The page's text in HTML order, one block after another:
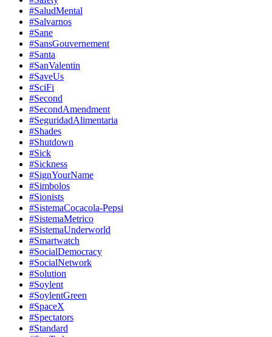
#SaludMental
#Salvarnos
#Sane
#SansGouvernement
#Santa
#SanValentin
#SaveUs
#SciFi
#Second
#SecondAmendment
#SeguridadAlimentaria
#Shades
#Shutdown
#Sick
#Sickness
#SignYourName
#Simbolos
#Sionists
#SistemaCocacola-Pepsi
#SistemaMetrico
#SistemaUnderworld
#Smartwatch
#SocialDemocracy
#SocialNetwork
#Solution
#Soylent
#SoylentGreen
#SpaceX
#Spectators
#Standard